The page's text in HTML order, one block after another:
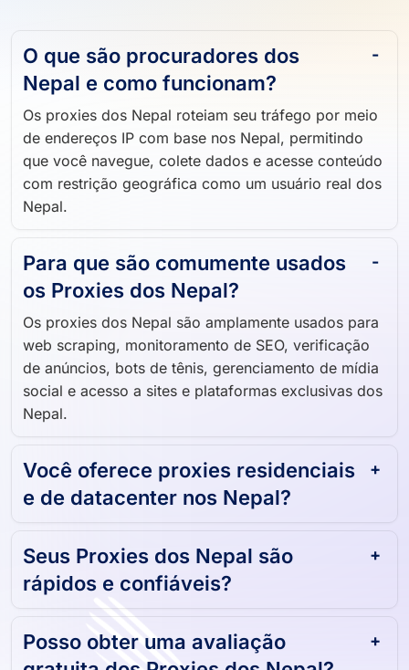
O que são procuradores dos
Nepal e como funcionam?
Os proxies dos Nepal roteiam seu tráfego por meio
de endereços IP com base nos Nepal, permitindo
que você navegue, colete dados e acesse conteúdo
com restrição geográfica como um usuário real dos
Nepal.
Para que são comumente usados ​​
os Proxies dos Nepal?
Os proxies dos Nepal são amplamente usados ​​para
web scraping, monitoramento de SEO, verificação
de anúncios, bots de tênis, gerenciamento de mídia
social e acesso a sites e plataformas exclusivas dos
Nepal.
Você oferece proxies residenciais
e de datacenter nos Nepal?
Seus Proxies dos Nepal são
rápidos e confiáveis?
Posso obter uma avaliação
gratuita dos Proxies dos Nepal?